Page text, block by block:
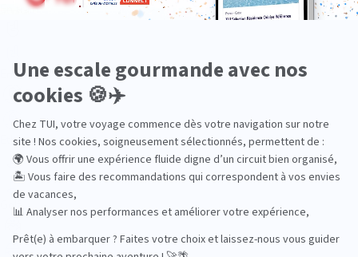
En train
Entre amis
Ethique
Golf